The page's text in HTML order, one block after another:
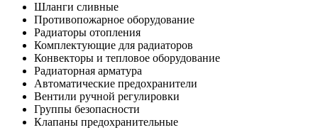
Шланги сливные
Противопожарное оборудование
Радиаторы отопления
Комплектующие для радиаторов
Конвекторы и тепловое оборудование
Радиаторная арматура
Автоматические предохранители
Вентили ручной регулировки
Группы безопасности
Клапаны предохранительные